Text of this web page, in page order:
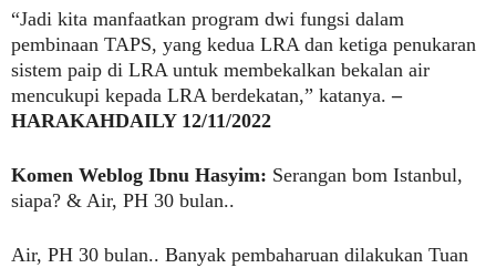
“Jadi kita manfaatkan program dwi fungsi dalam
pembinaan TAPS, yang kedua LRA dan ketiga penukaran
sistem paip di LRA untuk membekalkan bekalan air
mencukupi kepada LRA berdekatan,” katanya.–
HARAKAHDAILY 12/11/2022
Komen Weblog Ibnu Hasyim: Serangan bom Istanbul,
siapa? & Air, PH 30 bulan..
Air, PH 30 bulan.. Banyak pembaharuan dilakukan Tuan